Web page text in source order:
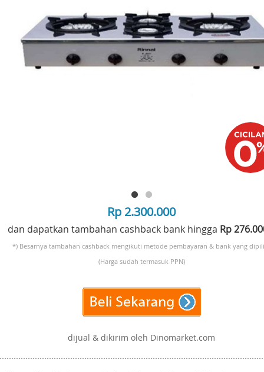
Rp 2.300.000
dan dapatkan tambahan cashback bank hingga Rp
*) Besarnya tambahan cashback mengikuti metode pembayaran & bank yang
(Harga sudah termasuk PPN)
dijual & dikirim oleh Dinomarket.com